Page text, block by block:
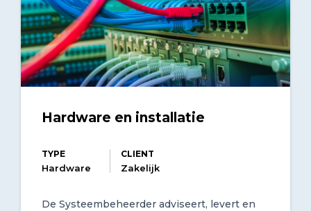
Hardware en installatie
TYPE
Hardware
CLIENT
Zakelijk
De Systeembeheerder adviseert, levert en